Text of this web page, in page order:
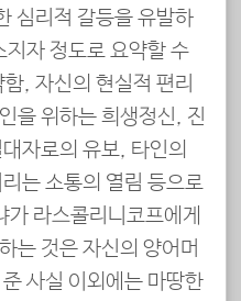
심리적 갈등을 유발하
자 정도로 요약할 수
, 자신의 현실적 편리
을 위하는 희생정신, 진
자로의 유보, 타인의
는 소통의 열림 등으로
라스콜리니코프에게
는 것은 자신의 양어머
사실 이외에는 마땅한